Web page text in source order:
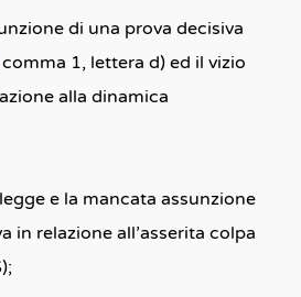
di una prova decisiva
comma 1, lettera d) ed il vizio
alla dinamica
e la mancata assunzione
in relazione all’asserita colpa